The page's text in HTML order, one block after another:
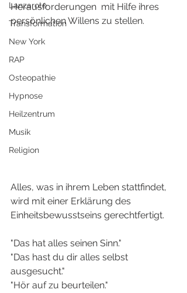
Lanzarote
Transformation
New York
RAP
Osteopathie
Hypnose
Heilzentrum
Musik
Religion
Herausforderungen  mit Hilfe ihres
persönlichen Willens zu stellen.
Alles, was in ihrem Leben stattfindet,
wird mit einer Erklärung des
Einheitsbewusstseins gerechtfertigt.
"Das hat alles seinen Sinn."
"Das hast du dir alles selbst
ausgesucht."
"Hör auf zu beurteilen."